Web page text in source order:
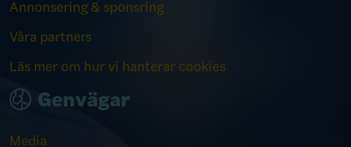
Annonsering & sponsring
Våra partners
Läs mer om hur vi hanterar cookies
Genvägar
Media